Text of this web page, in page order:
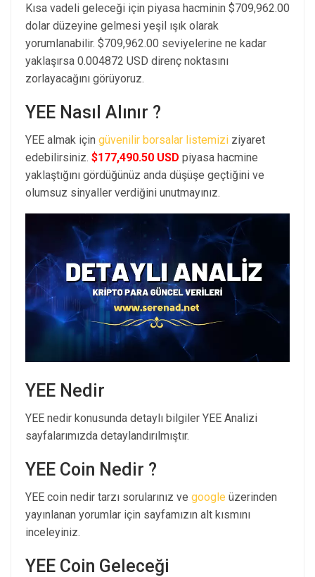
Kısa vadeli geleceği için piyasa hacminin $709,962.00
dolar düzeyine gelmesi yeşil ışık olarak
yorumlanabilir. $709,962.00 seviyelerine ne kadar
yaklaşırsa 0.004872 USD direnç noktasını
zorlayacağını görüyoruz.
YEE Nasıl Alınır ?
YEE almak için güvenilir borsalar listemizi ziyaret
edebilirsiniz. $177,490.50 USD piyasa hacmine
yaklaştığını gördüğünüz anda düşüşe geçtiğini ve
olumsuz sinyaller verdiğini unutmayınız.
YEE Nedir
YEE nedir konusunda detaylı bilgiler YEE Analizi
sayfalarımızda detaylandırılmıştır.
YEE Coin Nedir ?
YEE coin nedir tarzı sorularınız ve google üzerinden
yayınlanan yorumlar için sayfamızın alt kısmını
inceleyiniz.
YEE Coin Geleceği